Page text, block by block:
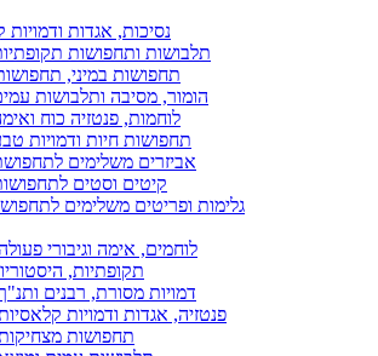
נסיכות, אגדות ודמויות
תלבושות ותחפושות
תחפושות במיני,
הומור, מסיבה ותלבושות
לוחמות, פנטזיה כוח
תחפושות חיות ודמויות
אביזרים משלימים
קיטים וסטים
גלימות ופריטים משלימים
לוחמים, אימה וגיבורי
תקופתיות,
דמויות מסורת, רבנים
פנטזיה, אגדות ודמויות
תחפושות